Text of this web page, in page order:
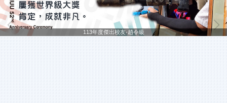
113年度傑出校友-趙令級